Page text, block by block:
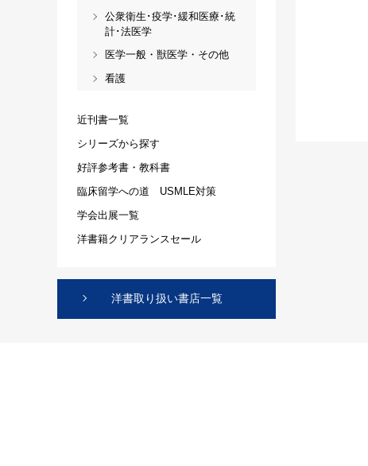
公衆衛生･疫学･緩和医療･統
計･法医学
医学一般・獣医学・その他
看護
近刊書一覧
シリーズから探す
好評参考書・教科書
臨床留学への道 USMLE対策
学会出展一覧
洋書籍クリアランスセール
洋書取り扱い書店一覧